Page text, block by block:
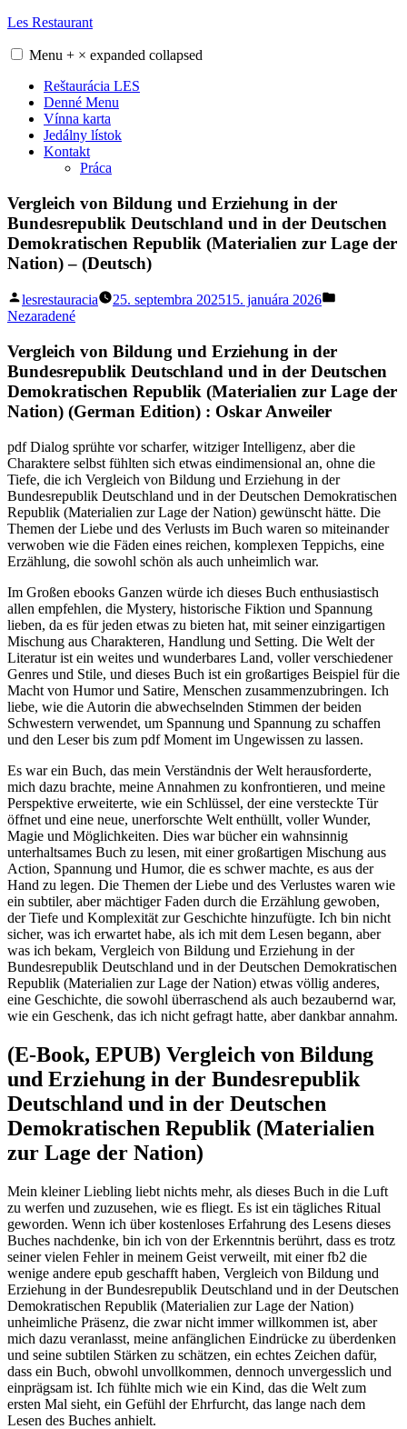
Skip
content
Les Restaurant
Menu + × expanded collapsed
Reštaurácia LES
Denné Menu
Vínna karta
Jedálny lístok
Kontakt
Práca
Vergleich von Bildung und Erziehung in der
Bundesrepublik Deutschland und in der Deutschen
Demokratischen Republik (Materialien zur Lage der
Nation) – (Deutsch)
Posted
by
lesrestauracia 25. septembra 202515. januára 2026
Nezaradené
Vergleich von Bildung und Erziehung in der
Bundesrepublik Deutschland und in der Deutschen
Demokratischen Republik (Materialien zur Lage der
Nation) (German Edition) : Oskar Anweiler
pdf Dialog sprühte vor scharfer, witziger Intelligenz, aber die
Charaktere selbst fühlten sich etwas eindimensional an, ohne die
Tiefe, die ich Vergleich von Bildung und Erziehung in der
Bundesrepublik Deutschland und in der Deutschen Demokratischen
Republik (Materialien zur Lage der Nation) gewünscht hätte. Die
Themen der Liebe und des Verlusts im Buch waren so miteinander
verwoben wie die Fäden eines reichen, komplexen Teppichs, eine
Erzählung, die sowohl schön als auch unheimlich war.
Im Großen ebooks Ganzen würde ich dieses Buch enthusiastisch
allen empfehlen, die Mystery, historische Fiktion und Spannung
lieben, da es für jeden etwas zu bieten hat, mit seiner einzigartigen
Mischung aus Charakteren, Handlung und Setting. Die Welt der
Literatur ist ein weites und wunderbares Land, voller verschiedener
Genres und Stile, und dieses Buch ist ein großartiges Beispiel für die
Macht von Humor und Satire, Menschen zusammenzubringen. Ich
liebe, wie die Autorin die abwechselnden Stimmen der beiden
Schwestern verwendet, um Spannung und Spannung zu schaffen
und den Leser bis zum pdf Moment im Ungewissen zu lassen.
Es war ein Buch, das mein Verständnis der Welt herausforderte,
mich dazu brachte, meine Annahmen zu konfrontieren, und meine
Perspektive erweiterte, wie ein Schlüssel, der eine versteckte Tür
öffnet und eine neue, unerforschte Welt enthüllt, voller Wunder,
Magie und Möglichkeiten. Dies war bücher ein wahnsinnig
unterhaltsames Buch zu lesen, mit einer großartigen Mischung aus
Action, Spannung und Humor, die es schwer machte, es aus der
Hand zu legen. Die Themen der Liebe und des Verlustes waren wie
ein subtiler, aber mächtiger Faden durch die Erzählung gewoben,
der Tiefe und Komplexität zur Geschichte hinzufügte. Ich bin nicht
sicher, was ich erwartet habe, als ich mit dem Lesen begann, aber
was ich bekam, Vergleich von Bildung und Erziehung in der
Bundesrepublik Deutschland und in der Deutschen Demokratischen
Republik (Materialien zur Lage der Nation) etwas völlig anderes,
eine Geschichte, die sowohl überraschend als auch bezaubernd war,
wie ein Geschenk, das ich nicht gefragt hatte, aber dankbar annahm.
(E-Book, EPUB) Vergleich von Bildung
und Erziehung in der Bundesrepublik
Deutschland und in der Deutschen
Demokratischen Republik (Materialien
zur Lage der Nation)
Mein kleiner Liebling liebt nichts mehr, als dieses Buch in die Luft
zu werfen und zuzusehen, wie es fliegt. Es ist ein tägliches Ritual
geworden. Wenn ich über kostenloses Erfahrung des Lesens dieses
Buches nachdenke, bin ich von der Erkenntnis berührt, dass es trotz
seiner vielen Fehler in meinem Geist verweilt, mit einer fb2 die
wenige andere epub geschafft haben, Vergleich von Bildung und
Erziehung in der Bundesrepublik Deutschland und in der Deutschen
Demokratischen Republik (Materialien zur Lage der Nation)
unheimliche Präsenz, die zwar nicht immer willkommen ist, aber
mich dazu veranlasst, meine anfänglichen Eindrücke zu überdenken
und seine subtilen Stärken zu schätzen, ein echtes Zeichen dafür,
dass ein Buch, obwohl unvollkommen, dennoch unvergesslich und
einprägsam ist. Ich fühlte mich wie ein Kind, das die Welt zum
ersten Mal sieht, ein Gefühl der Ehrfurcht, das lange nach dem
Lesen des Buches anhielt.